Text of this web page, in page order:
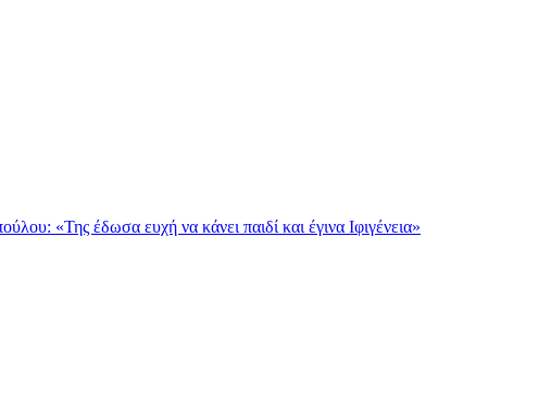
«Της έδωσα ευχή να κάνει παιδί και έγινα Ιφιγένεια»